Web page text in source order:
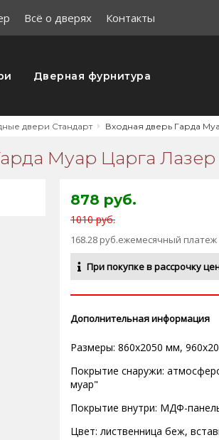
Всё о дверях Контакты
Дверная фурнитура
двери Стандарт Входная дверь Гарда
Муар Царга Лазер
878 руб.
1010 руб.
168.28 руб.ежемесячный
При покупке в рассрочку
Дополнительная информация
Размеры: 860х2050 мм,
Покрытие снаружи:
муар"
Покрытие внутри: МДФ-
Цвет: лиственница беж,